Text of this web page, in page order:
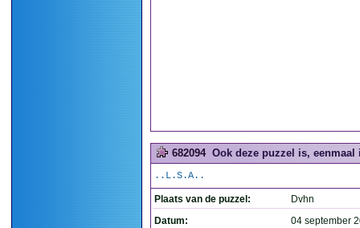
682094 Ook deze puzzel is, eenmaal
..L.S.A..
Plaats van de puzzel:
Dvhn
Datum:
04 september